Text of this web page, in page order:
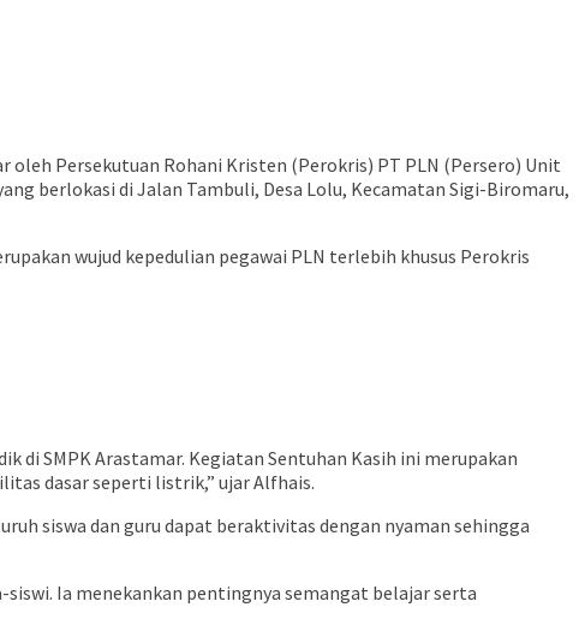
Persekutuan Rohani Kristen (Perokris) PT PLN (Persero) Unit
berlokasi di Jalan Tambuli, Desa Lolu, Kecamatan Sigi-Biromaru,
wujud kepedulian pegawai PLN terlebih khusus Perokris
di SMPK Arastamar. Kegiatan Sentuhan Kasih ini merupakan
dasar seperti listrik,” ujar Alfhais.
siswa dan guru dapat beraktivitas dengan nyaman sehingga
Ia menekankan pentingnya semangat belajar serta